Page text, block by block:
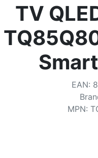
Pays de livraison
Accueil
Baisses de prix
Paramètres
TV
EAN:
MPN: